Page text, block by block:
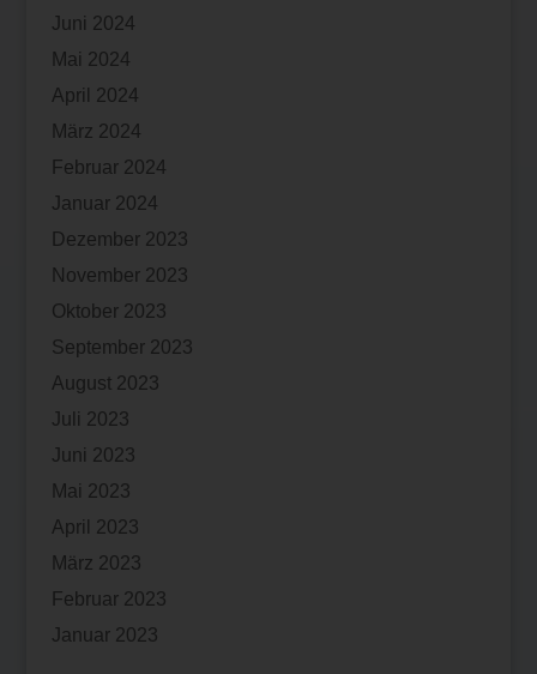
Juni 2024
Mai 2024
April 2024
März 2024
Februar 2024
Januar 2024
Dezember 2023
November 2023
Oktober 2023
September 2023
August 2023
Juli 2023
Juni 2023
Mai 2023
April 2023
März 2023
Februar 2023
Januar 2023